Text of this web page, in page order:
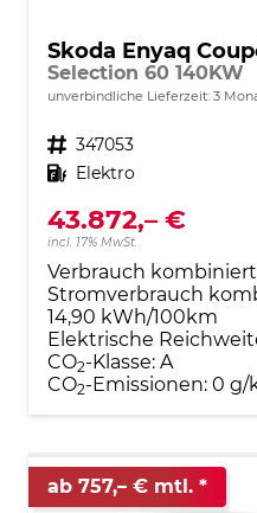
Skoda Enyaq
Selection 60 140KW
unverbindliche Lieferzeit: 3
Fahrzeugnr. 347053
Kraftstoff Elektro
43.872,– €
incl. 17% MwSt.
Verbrauch
Stromverbrauch
14,90 kWh/100km
Elektrische
CO2-Klasse: A
CO2-Emissionen: 0 g/
ab 757,– € mtl.